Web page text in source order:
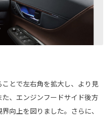
とで左右角を拡大し、より見
、エンジンフードサイド後方
向上を図りました。さらに、